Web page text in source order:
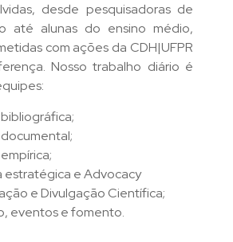
desde pesquisadoras de
até alunas do ensino médio,
com ações da CDH|UFPR
Nosso trabalho diário é
estratégica e Advocacy
e Divulgação Científica;
eventos e fomento.